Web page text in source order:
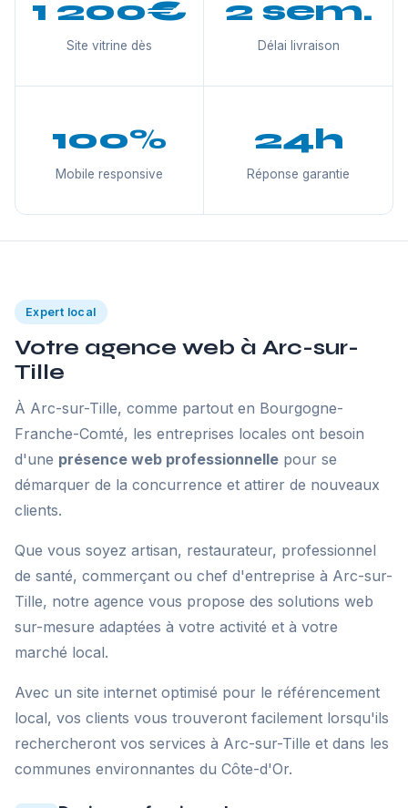
1 200€
Site vitrine dès
2 sem.
Délai livraison
100%
Mobile responsive
24h
Réponse garantie
Expert local
Votre agence web à Arc-sur-
Tille
À Arc-sur-Tille, comme partout en Bourgogne-
Franche-Comté, les entreprises locales ont besoin
d'une présence web professionnelle pour se
démarquer de la concurrence et attirer de nouveaux
clients.
Que vous soyez artisan, restaurateur, professionnel
de santé, commerçant ou chef d'entreprise à Arc-sur-
Tille, notre agence vous propose des solutions web
sur-mesure adaptées à votre activité et à votre
marché local.
Avec un site internet optimisé pour le référencement
local, vos clients vous trouveront facilement lorsqu'ils
rechercheront vos services à Arc-sur-Tille et dans les
communes environnantes du Côte-d'Or.